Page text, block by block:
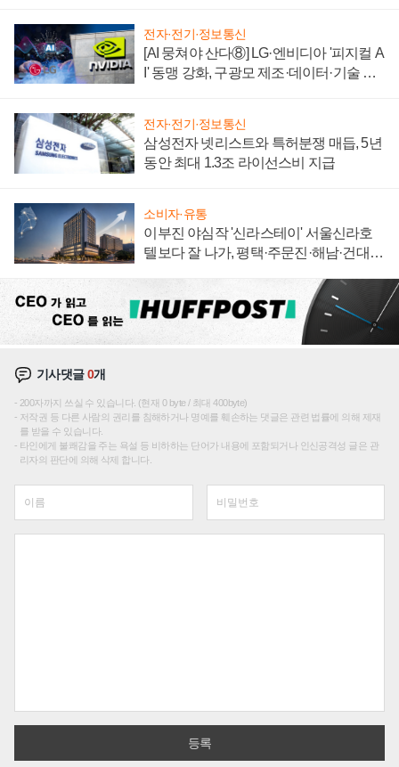
전자·전기·정보통신
[AI 뭉쳐야 산다⑧] LG·엔비디아 '피지컬 A
I' 동맹 강화, 구광모 제조·데이터·기술 결
전자·전기·정보통신
삼성전자 넷리스트와 특허분쟁 매듭, 5년
동안 최대 1.3조 라이선스비 지급
소비자·유통
이부진 야심작 '신라스테이' 서울신라호
텔보다 잘 나가, 평택·주문진·해남·건대로
기사댓글0개
200자까지 쓰실 수 있습니다. (현재 0 byte / 최대 400byte)
저작권 등 다른 사람의 권리를 침해하거나 명예를 훼손하는 댓글은 관련 법률에 의해 제재
를 받을 수 있습니다.
타인에게 불쾌감을 주는 욕설 등 비하하는 단어가 내용에 포함되거나 인신공격성 글은 관
리자의 판단에 의해 삭제 합니다.